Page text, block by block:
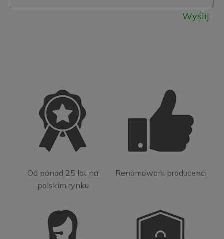
Wyślij
Od ponad 25 lat na
polskim rynku
Renomowani producenci